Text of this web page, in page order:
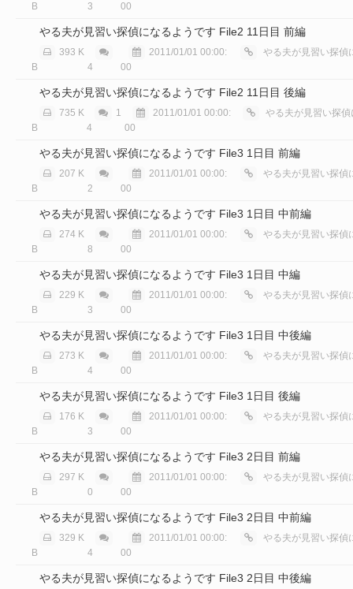
B
3
00
やる夫が見習い探偵になるようです File2 11日目 前編
393 K
B
4
2011/01/01 00:00:
00
やる夫が見習い探偵に
やる夫が見習い探偵になるようです File2 11日目 後編
735 K
B
1
4
2011/01/01 00:00:
00
やる夫が見習い探偵にな
やる夫が見習い探偵になるようです File3 1日目 前編
207 K
B
2
2011/01/01 00:00:
00
やる夫が見習い探偵に
やる夫が見習い探偵になるようです File3 1日目 中前編
274 K
B
8
2011/01/01 00:00:
00
やる夫が見習い探偵に
やる夫が見習い探偵になるようです File3 1日目 中編
229 K
B
3
2011/01/01 00:00:
00
やる夫が見習い探偵に
やる夫が見習い探偵になるようです File3 1日目 中後編
273 K
B
4
2011/01/01 00:00:
00
やる夫が見習い探偵に
やる夫が見習い探偵になるようです File3 1日目 後編
176 K
B
3
2011/01/01 00:00:
00
やる夫が見習い探偵に
やる夫が見習い探偵になるようです File3 2日目 前編
297 K
B
0
2011/01/01 00:00:
00
やる夫が見習い探偵に
やる夫が見習い探偵になるようです File3 2日目 中前編
329 K
B
4
2011/01/01 00:00:
00
やる夫が見習い探偵に
やる夫が見習い探偵になるようです File3 2日目 中後編